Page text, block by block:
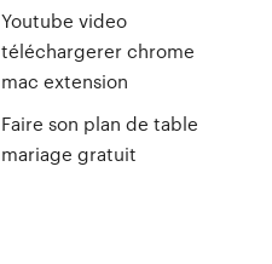
Youtube video
téléchargerer chrome
mac extension
Faire son plan de table
mariage gratuit